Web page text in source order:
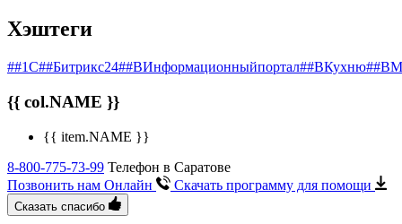
Хэштеги
##1С##Битрикс24##ВИнформационныйпортал##ВКухню
{{ col.NAME }}
{{ item.NAME }}
8-800-775-73-99 Телефон в Саратове
Позвонить нам Онлайн
Скачать программу для помощи
Сказать спасибо